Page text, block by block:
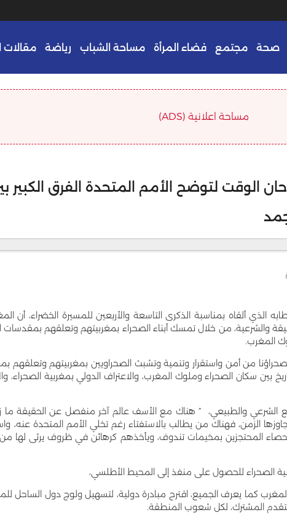
صحة مجتمع فضاء المرأة مساحة الشباب رياضة مقالات
مساحة اعلانية (ADS)
الوقت لتوضح الأمم المتحدة الفرق الكبير
الذي ألقاه بمناسبة الذكرى التاسعة والأربعين للمسيرة الخضراء، أن
والشرعية، من خلال تمسك أبناء الصحراء بمغربيتهم وتعلقهم بمقدسات
المغرب.
من أمن واستقرار وتنمية وتشبث الصحراويين بمغربيتهم وتعلقهم
بين سكان الصحراء وملوك المغرب، والاعتراف الدولي بمغربية الصحراء،
الشرعي والطبيعي، ” هناك مع الأسف عالم آخر منفصل عن الحقيقة
الزمن، فهناك من يطالب بالاستفتاء رغم تخلي الأمم المتحدة عنه،
المحتجزين بمخيمات تندوف، ويأخذهم كرهائن في ظروف يرثى لها من
الصحراء للحصول على منفذ إلى المحيط الأطلسي،
كما يعرف الجميع، اقترح مبادرة دولية، لتسهيل ولوج دول الساحل
المشترك، لكل شعوب المنطقة.